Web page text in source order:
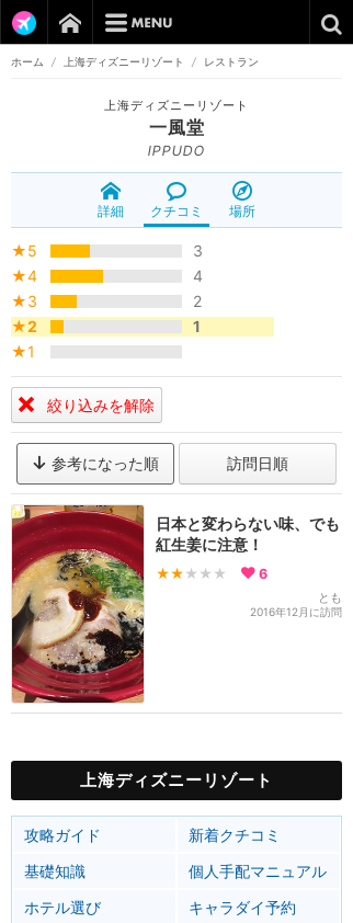
ホーム / 上海ディズニーリゾート / レストラン
上海ディズニーリゾート
一風堂
IPPUDO
詳細 クチコミ 場所
★5
3
★4
4
★3
2
★2
1
★1
絞り込みを解除
参考になった順 訪問日順
日本と変わらない味、でも
紅生姜に注意！
★★ ★★★ 6
とも
2016年12月に訪問
上海ディズニーリゾート
攻略ガイド
新着クチコミ
基礎知識
個人手配マニュアル
ホテル選び
キャラダイ予約